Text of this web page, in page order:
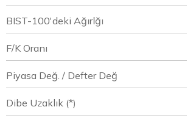
BIST-100'deki Ağırlğı
F/K Oranı
Piyasa Değ. / Defter Değ
Dibe Uzaklık (*)